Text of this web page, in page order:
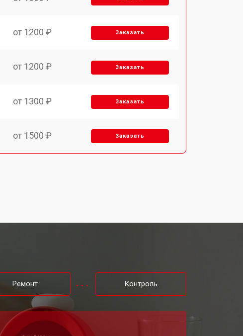
от 1200 ₽ Заказать
от 1200 ₽ Заказать
от 1300 ₽ Заказать
от 1500 ₽ Заказать
от 1500 ₽ Заказать
от 2000 ₽
Ремонт Контроль